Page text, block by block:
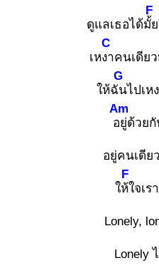
ดูแลเธอได้มั้ย
F
เหงา
C
คนเดีย
ให้ฉัน
G
ไปเห
อยู่
Am
ด้วยกั
อยู่คนเดีย
ให้ใ
F
จเร
Lonely,
Lonely